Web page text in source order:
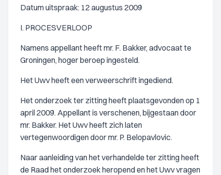
Datum uitspraak: 12 augustus 2009
I. PROCESVERLOOP
Namens appellant heeft mr. F. Bakker, advocaat te
Groningen, hoger beroep ingesteld.
Het Uwv heeft een verweerschrift ingediend.
Het onderzoek ter zitting heeft plaatsgevonden op 1
april 2009. Appellant is verschenen, bijgestaan door
mr. Bakker. Het Uwv heeft zich laten
vertegenwoordigen door mr. P. Belopavlovic.
Naar aanleiding van het verhandelde ter zitting heeft
de Raad het onderzoek heropend en het Uwv vragen